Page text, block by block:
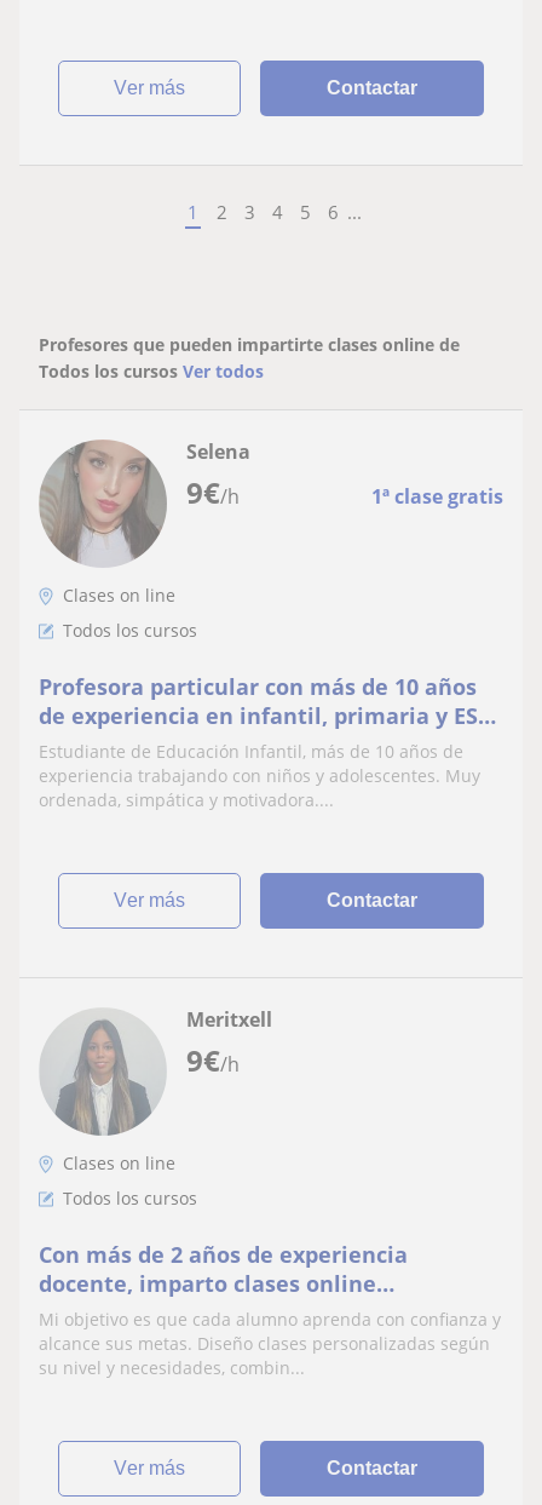
ver más Contactar
1 2 3 4 5 6 ...
Profesores que pueden impartirte clases online de
Todos los cursos Ver todos
9€/h 1ª clase gratis
Selena
Clases on line
Todos los cursos
Profesora particular con más de 10 años
de experiencia en infantil, primaria y ESO.
Métodos de estudio y preparación de
exámenes. Simpatica y ordenada
Estudiante de Educación Infantil, más de 10 años de
experiencia trabajando con niños y adolescentes. Muy
ordenada, simpática y motivadora....
ver más Contactar
9€/h
Meritxell
Clases on line
Todos los cursos
Con más de 2 años de experiencia
docente, imparto clases online
personalizadas en todos los cursos.
Mi objetivo es que cada alumno aprenda con confianza y
alcance sus metas. Diseño clases personalizadas según
su nivel y necesidades, combin...
ver más Contactar